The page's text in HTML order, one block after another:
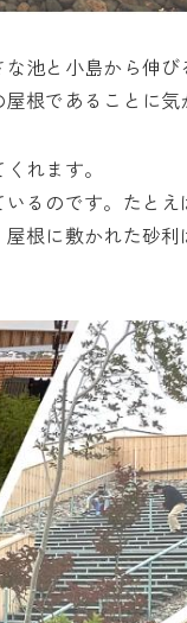
池と小島から伸
根であることに気
れます。
るのです。たと
根に敷かれた砂